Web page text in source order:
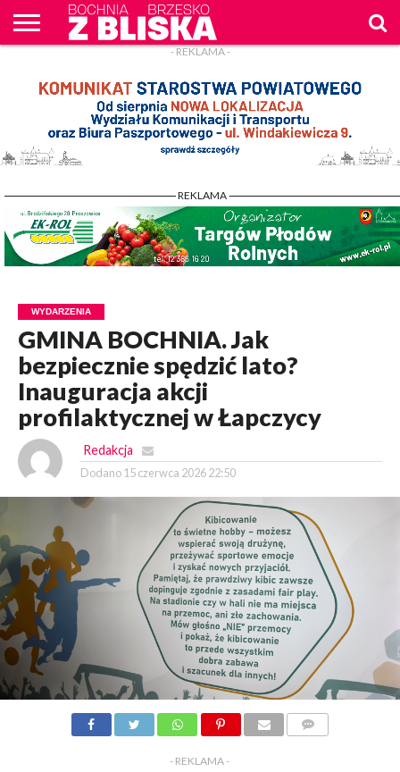
WPROST
REKLAM
- REKLAMA -
- REKLAMA -
WYDARZENIA
GMINA BOCHNIA. Jak
bezpiecznie spędzić lato?
Inauguracja akcji
profilaktycznej w Łapczycy
Redakcja
Dodano 15 czerwca 2026 22:50
- REKLAMA -